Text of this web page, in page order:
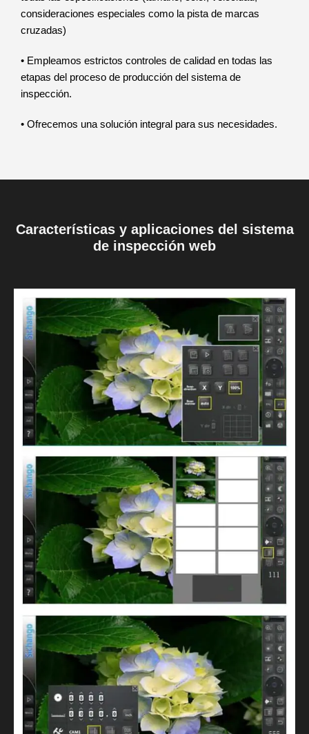
consideraciones especiales como la pista de marcas
cruzadas)
• Empleamos estrictos controles de calidad en todas las
etapas del proceso de producción del sistema de
inspección.
• Ofrecemos una solución integral para sus necesidades.
Características y aplicaciones del sistema
de inspección web